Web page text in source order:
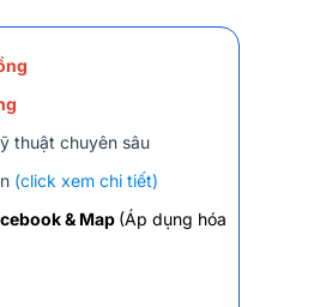
thuật chuyên sâu
(click xem chi tiết)
& Map (Áp dụng hóa